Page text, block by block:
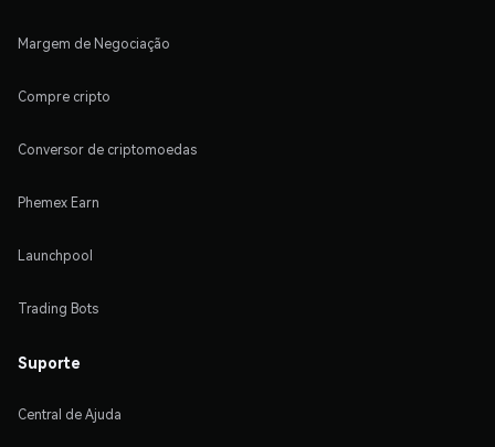
Margem de Negociação
Compre cripto
Conversor de criptomoedas
Phemex Earn
Launchpool
Trading Bots
Suporte
Central de Ajuda